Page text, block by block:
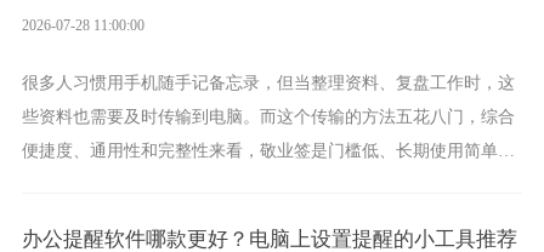
2026-07-28 11:00:00
很多人习惯用手机随手记备忘录，但当整理资料、复盘工作时，这
些资料也需要及时传输到电脑。而这个传输的方法五花八门，综合
便捷度、通用性和完整性来看，敬业签是门槛低、长期使用简单的
办公提醒软件哪款更好？电脑上设置提醒的小工具推荐